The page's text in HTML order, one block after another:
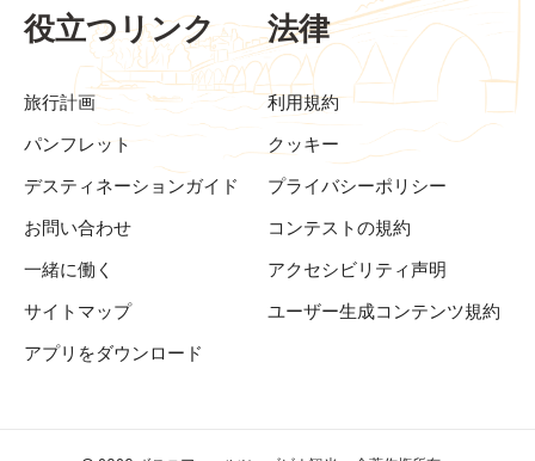
役立つリンク
旅行計画
パンフレット
デスティネーションガイド
お問い合わせ
一緒に働く
サイトマップ
アプリをダウンロード
法律
利用規約
クッキー
プライバシーポリシー
コンテストの規約
アクセシビリティ声明
ユーザー生成コンテンツ規約